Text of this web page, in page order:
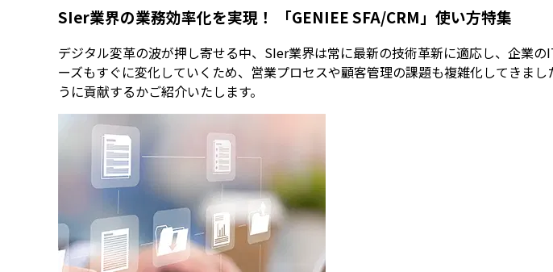
SIer業界の業務効率化を実現！ 「GENIEE SFA/CRM」使い方特集
デジタル変革の波が押し寄せる中、SIer業界は常に最新の技術革新に適応し、企業
ーズもすぐに変化していくため、営業プロセスや顧客管理の課題も複雑化してきま
うに貢献するかご紹介いたします。